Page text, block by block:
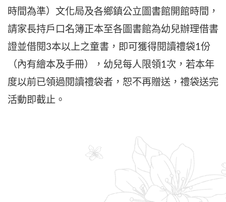
時間為準）文化局及各鄉鎮公立圖書館開館時間，
請家長持戶口名簿正本至各圖書館為幼兒辦理借書
證並借閱3本以上之童書，即可獲得閱讀禮袋1份
（內有繪本及手冊），幼兒每人限領1次，若本年
度以前已領過閱讀禮袋者，恕不再贈送，禮袋送完
活動即截止。